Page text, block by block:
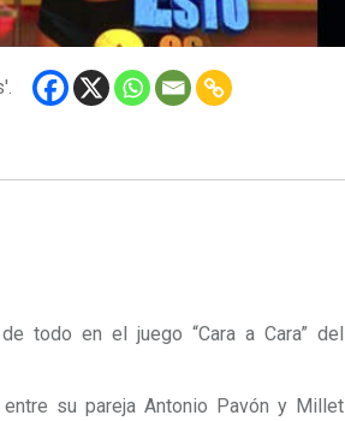
todo en el juego “Cara a Cara” del
su pareja Antonio Pavón y Millet